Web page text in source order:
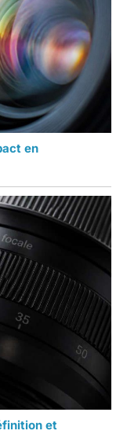
en
et